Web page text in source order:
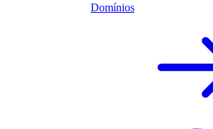
Domínios